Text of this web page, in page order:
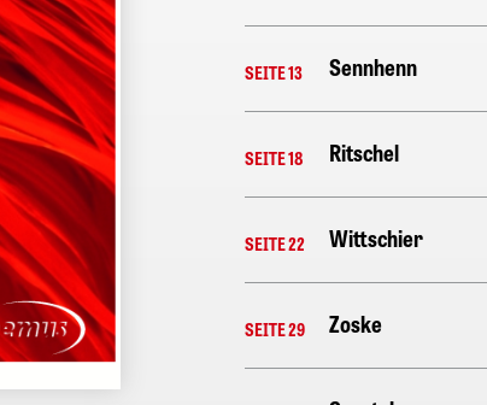
SEITE 13 Sennhenn
SEITE 18 Ritschel
SEITE 22 Wittschier
SEITE 29 Zoske